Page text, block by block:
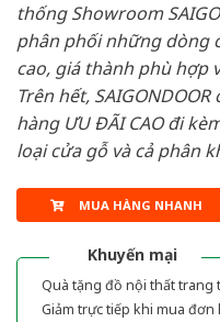
thống Showroom
phân phối những dòng
cao, giá thành phù hợp
Trên hết,
hàng ƯU ĐÃI CAO đi
loại cửa gỗ và cả phân
MUA HÀNG NHANH
Khuyến mại
Quà tặng đồ nội thất trang
Giảm trực tiếp khi mua